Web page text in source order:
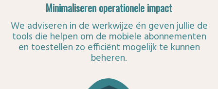
Minimaliseren operationele impact
We adviseren in de werkwijze én geven jullie de
tools die helpen om de mobiele abonnementen
en toestellen zo efficiënt mogelijk te kunnen
beheren.